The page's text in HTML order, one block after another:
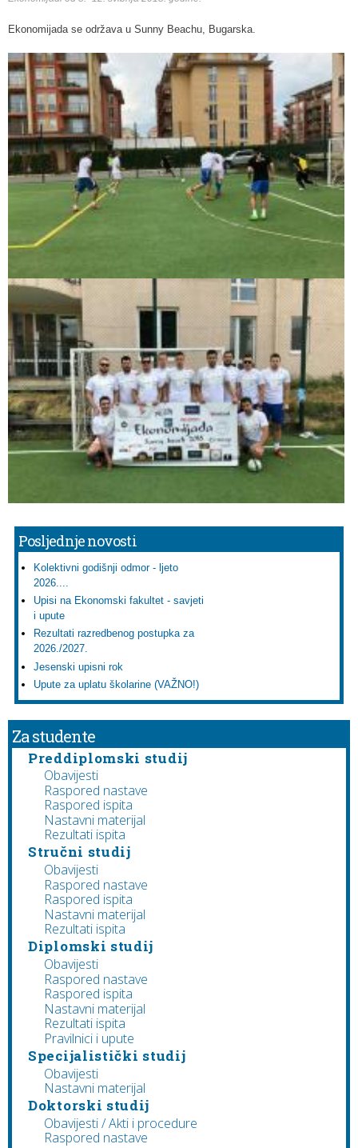
Ekonomijada se održava u Sunny Beachu, Bugarska.
Posljednje novosti
Kolektivni godišnji odmor - ljeto
2026....
Upisi na Ekonomski fakultet - savjeti
i upute
Rezultati razredbenog postupka za
2026./2027.
Jesenski upisni rok
Upute za uplatu školarine (VAŽNO!)
Za studente
Preddiplomski studij
Obavijesti
Raspored nastave
Raspored ispita
Nastavni materijal
Rezultati ispita
Stručni studij
Obavijesti
Raspored nastave
Raspored ispita
Nastavni materijal
Rezultati ispita
Diplomski studij
Obavijesti
Raspored nastave
Raspored ispita
Nastavni materijal
Rezultati ispita
Pravilnici i upute
Specijalistički studij
Obavijesti
Nastavni materijal
Doktorski studij
Obavijesti / Akti i procedure
Raspored nastave